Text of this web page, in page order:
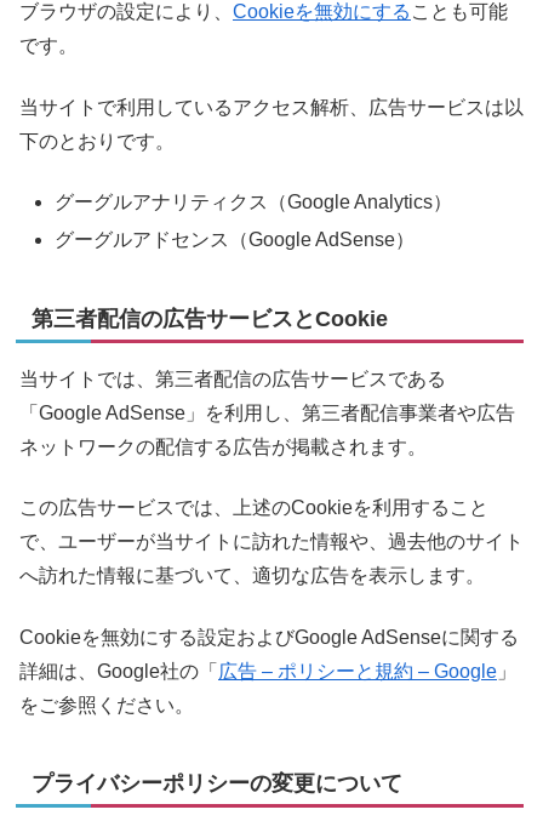
ブラウザの設定により、 Cookieを無効にする ことも可能
です。
当サイトで利用しているアクセス解析、広告サービスは以
下のとおりです。
グーグルアナリティクス（Google Analytics）
グーグルアドセンス（Google AdSense）
第三者配信の広告サービスとCookie
当サイトでは、第三者配信の広告サービスである
「Google AdSense」を利用し、第三者配信事業者や広告
ネットワークの配信する広告が掲載されます。
この広告サービスでは、上述のCookieを利用すること
で、ユーザーが当サイトに訪れた情報や、過去他のサイト
へ訪れた情報に基づいて、適切な広告を表示します。
Cookieを無効にする設定およびGoogle AdSenseに関する
詳細は、Google社の「 広告 – ポリシーと規約 – Google 」
をご参照ください。
プライバシーポリシーの変更について